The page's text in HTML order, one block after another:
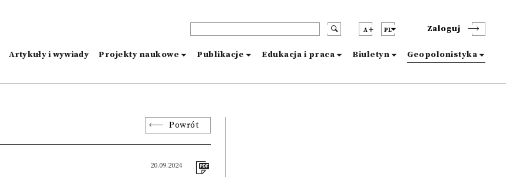
A PL Zaloguj
Artykuły i wywiady Projekty naukowe Publikacje Edukacja i praca Biuletyn Geopolonistyka
Powrót
20.09.2024